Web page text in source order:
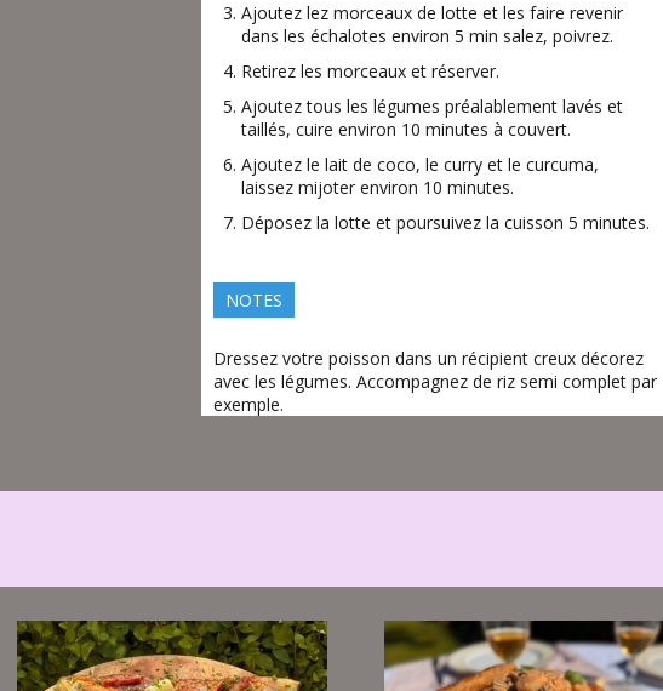
Ajoutez lez morceaux de lotte et les faire revenir
dans les échalotes environ 5 min salez, poivrez.
Retirez les morceaux et réserver.
Ajoutez tous les légumes préalablement lavés et
taillés, cuire environ 10 minutes à couvert.
Ajoutez le lait de coco, le curry et le curcuma,
laissez mijoter environ 10 minutes.
Déposez la lotte et poursuivez la cuisson 5 minutes.
NOTES
Dressez votre poisson dans un récipient creux décorez
avec les légumes. Accompagnez de riz semi complet par
exemple.